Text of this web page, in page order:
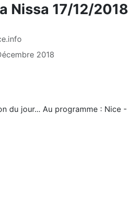
Nissa 17/12/2018
2018
du jour... Au programme : Nice -